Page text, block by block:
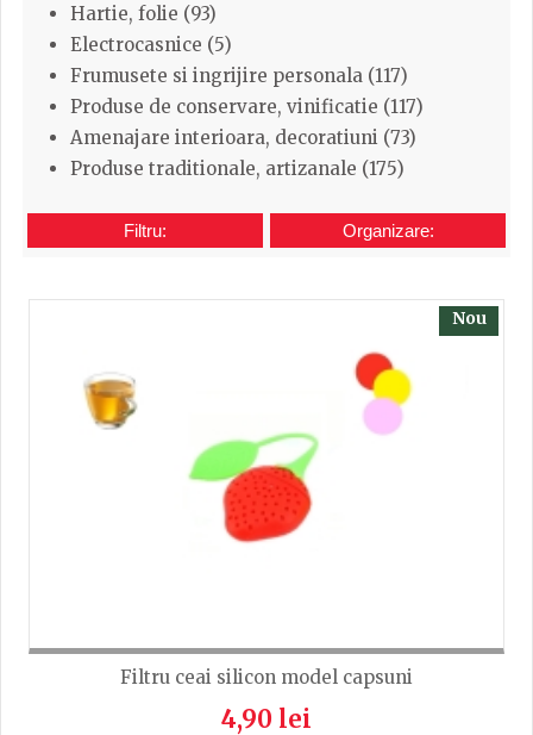
Hartie, folie (93)
Electrocasnice (5)
Frumusete si ingrijire personala (117)
Produse de conservare, vinificatie (117)
Amenajare interioara, decoratiuni (73)
Produse traditionale, artizanale (175)
Filtru: Organizare:
Nou
Filtru ceai silicon model capsuni
4,90 lei